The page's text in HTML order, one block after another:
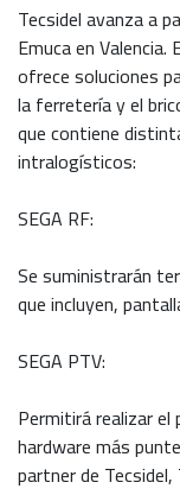
Tecsidel avanza a
Emuca en
ofrece soluciones
la ferretería y el
que contiene
intralogísticos:
SEGA RF:
Se suministrarán
que incluyen,
SEGA PTV:
Permitirá realizar
hardware más
partner de